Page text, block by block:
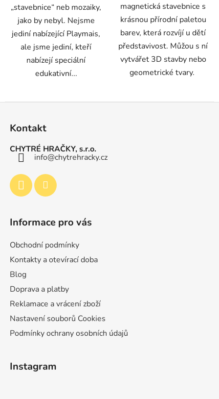
„stavebnice“ neb mozaiky,
jako by nebyl. Nejsme
jediní nabízející Playmais,
ale jsme jediní, kteří
nabízejí speciální
edukativní...
magnetická stavebnice s
krásnou přírodní paletou
barev, která rozvíjí u dětí
představivost. Můžou s ní
vytvářet 3D stavby nebo
geometrické tvary.
Kontakt
CHYTRÉ HRAČKY, s.r.o.
info@chytrehracky.cz
Informace pro vás
Obchodní podmínky
Kontakty a otevírací doba
Blog
Doprava a platby
Reklamace a vrácení zboží
Nastavení souborů Cookies
Podmínky ochrany osobních údajů
Instagram